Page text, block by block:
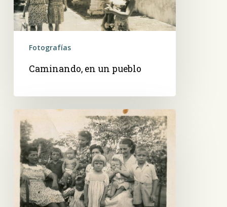
Fotografías
Caminando, en un pueblo
gran
familia